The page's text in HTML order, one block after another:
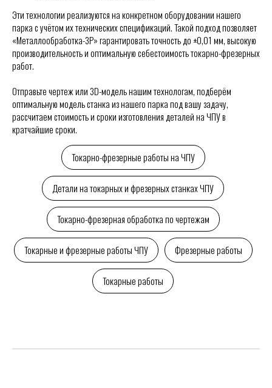
Эти технологии реализуются на конкретном оборудовании нашего
парка с учётом их технических спецификаций. Такой подход позволяет
«Металлообработка-ЗР» гарантировать точность до ±0,01 мм, высокую
производительность и оптимальную себестоимость токарно-фрезерных
работ.
Отправьте чертеж или 3D-модель нашим технологам, подберём
оптимальную модель станка из нашего парка под вашу задачу,
рассчитаем стоимость и сроки изготовления деталей на ЧПУ в
кратчайшие сроки.
Токарно-фрезерные работы на ЧПУ
Детали на токарных и фрезерных станках ЧПУ
Токарно-фрезерная обработка по чертежам
Токарные и фрезерные работы ЧПУ Фрезерные работы
Токарные работы